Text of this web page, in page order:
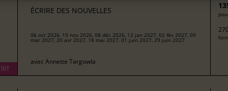
ÉCRIRE DES NOUVELLES
06 oct 2026, 10 nov 2026, 08 déc 2026, 12 jan 2027, 02 fév 2027, 09
mar 2027, 20 avr 2027, 18 mai 2027, 01 juin 2027, 29 juin 2027
avec Annette Targowla